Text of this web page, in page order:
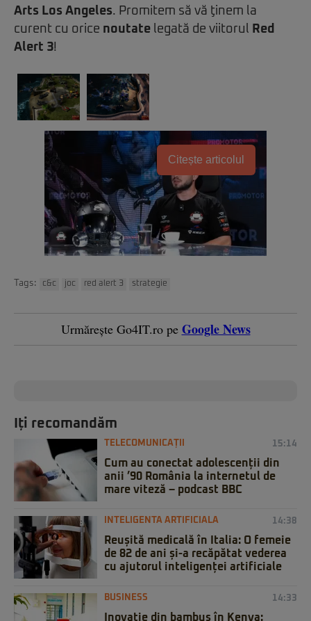
Arts Los Angeles. Promitem să vă ţinem la
curent cu orice noutate legată de viitorul Red
Alert 3!
Citește articolul
Tags: c&c joc red alert 3 strategie
Urmărește Go4IT.ro pe Google News
Iți recomandăm
TELECOMUNICAȚII 15:14
Cum au conectat adolescenții din
anii ’90 România la internetul de
mare viteză – podcast BBC
INTELIGENTA ARTIFICIALA 14:38
Reușită medicală în Italia: O femeie
de 82 de ani și-a recăpătat vederea
cu ajutorul inteligenței artificiale
BUSINESS 14:33
Inovație din bambus în Kenya: